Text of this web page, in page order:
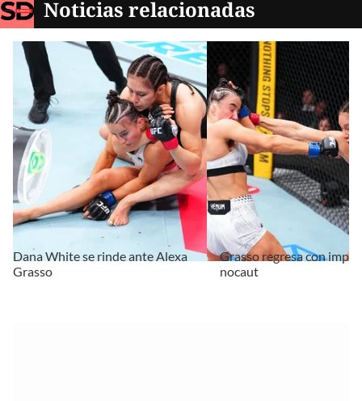
Noticias relacionadas
Dana White se rinde ante Alexa
Grasso
Grasso regresa con
nocaut